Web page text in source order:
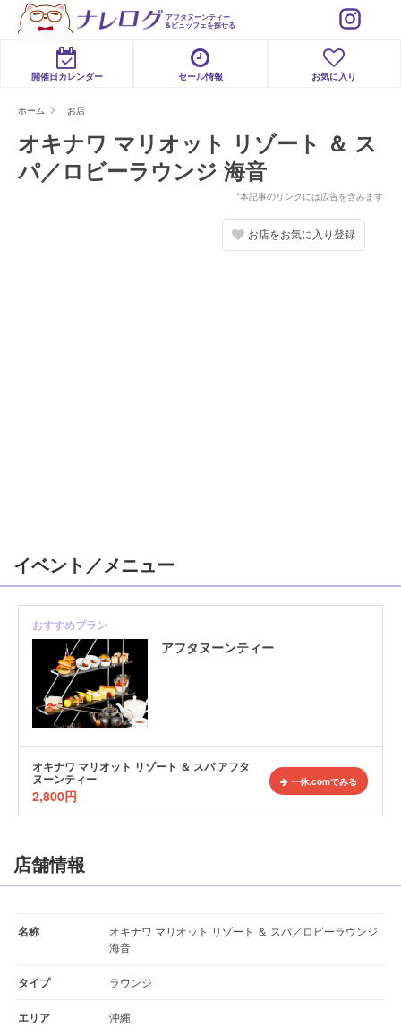
アフタヌーンティー
&ビュッフェを探せる
開催日カレンダー セール情報 お気に入り
ホーム お店
オキナワ マリオット リゾート ＆ ス
パ／ロビーラウンジ 海音
*本記事のリンクには広告を含みます
お店をお気に入り登録
イベント／メニュー
おすすめプラン
アフタヌーンティー
オキナワ マリオット リゾート ＆ スパ アフタ
ヌーンティー
2,800円
一休.comでみる
店舗情報
名称
オキナワ マリオット リゾート ＆ スパ／ロビーラウンジ
海音
タイプ ラウンジ
エリア 沖縄